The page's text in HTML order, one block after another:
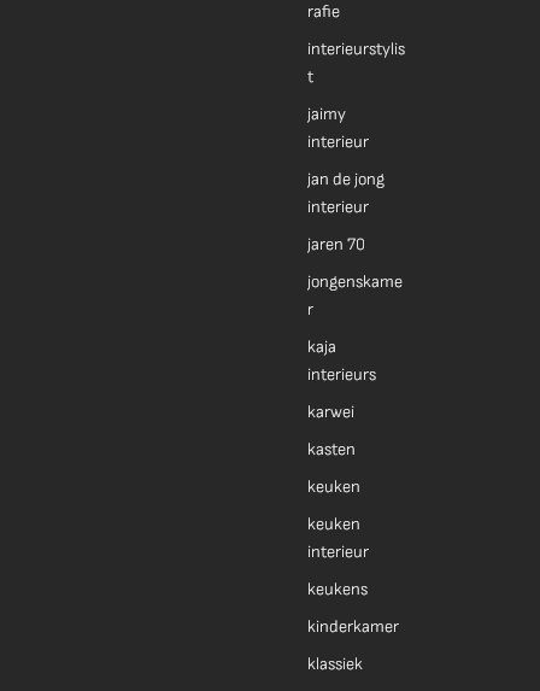
rafie
interieurstylis
t
jaimy
interieur
jan de jong
interieur
jaren 70
jongenskame
r
kaja
interieurs
karwei
kasten
keuken
keuken
interieur
keukens
kinderkamer
klassiek